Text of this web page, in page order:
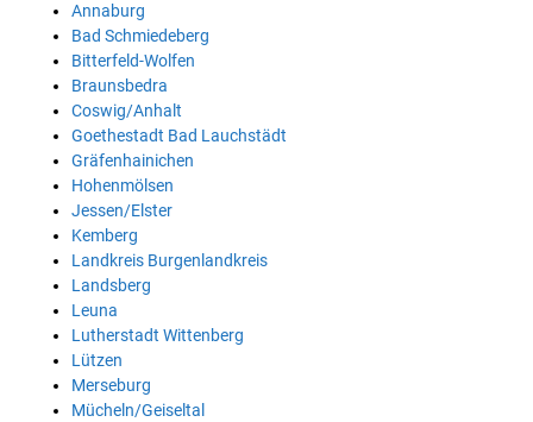
Annaburg
Bad Schmiedeberg
Bitterfeld-Wolfen
Braunsbedra
Coswig/Anhalt
Goethestadt Bad Lauchstädt
Gräfenhainichen
Hohenmölsen
Jessen/Elster
Kemberg
Landkreis Burgenlandkreis
Landsberg
Leuna
Lutherstadt Wittenberg
Lützen
Merseburg
Mücheln/Geiseltal